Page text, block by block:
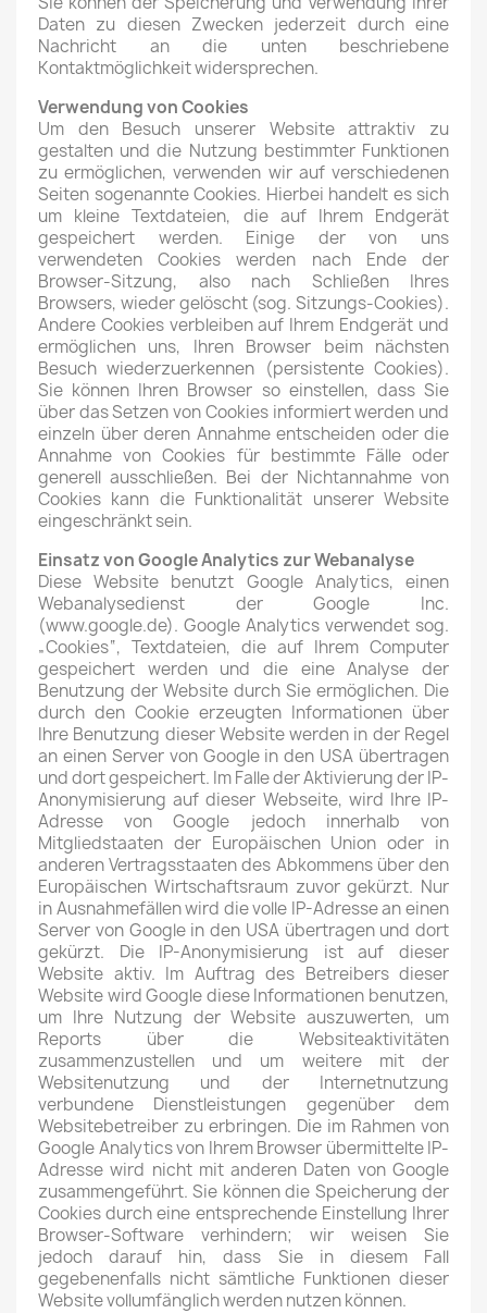
Daten zu diesen Zwecken jederzeit durch eine
Nachricht an die unten beschriebene
Kontaktmöglichkeit widersprechen.
Verwendung von Cookies
Um den Besuch unserer Website attraktiv zu
gestalten und die Nutzung bestimmter Funktionen
zu ermöglichen, verwenden wir auf verschiedenen
Seiten sogenannte Cookies. Hierbei handelt es sich
um kleine Textdateien, die auf Ihrem Endgerät
gespeichert werden. Einige der von uns
verwendeten Cookies werden nach Ende der
Browser-Sitzung, also nach Schließen Ihres
Browsers, wieder gelöscht (sog. Sitzungs-Cookies).
Andere Cookies verbleiben auf Ihrem Endgerät und
ermöglichen uns, Ihren Browser beim nächsten
Besuch wiederzuerkennen (persistente Cookies).
Sie können Ihren Browser so einstellen, dass Sie
über das Setzen von Cookies informiert werden und
einzeln über deren Annahme entscheiden oder die
Annahme von Cookies für bestimmte Fälle oder
generell ausschließen. Bei der Nichtannahme von
Cookies kann die Funktionalität unserer Website
eingeschränkt sein.
Einsatz von Google Analytics zur Webanalyse
Diese Website benutzt Google Analytics, einen
Webanalysedienst der Google Inc.
(www.google.de). Google Analytics verwendet sog.
„Cookies“, Textdateien, die auf Ihrem Computer
gespeichert werden und die eine Analyse der
Benutzung der Website durch Sie ermöglichen. Die
durch den Cookie erzeugten Informationen über
Ihre Benutzung dieser Website werden in der Regel
an einen Server von Google in den USA übertragen
und dort gespeichert. Im Falle der Aktivierung der IP-
Anonymisierung auf dieser Webseite, wird Ihre IP-
Adresse von Google jedoch innerhalb von
Mitgliedstaaten der Europäischen Union oder in
anderen Vertragsstaaten des Abkommens über den
Europäischen Wirtschaftsraum zuvor gekürzt. Nur
in Ausnahmefällen wird die volle IP-Adresse an einen
Server von Google in den USA übertragen und dort
gekürzt. Die IP-Anonymisierung ist auf dieser
Website aktiv. Im Auftrag des Betreibers dieser
Website wird Google diese Informationen benutzen,
um Ihre Nutzung der Website auszuwerten, um
Reports über die Websiteaktivitäten
zusammenzustellen und um weitere mit der
Websitenutzung und der Internetnutzung
verbundene Dienstleistungen gegenüber dem
Websitebetreiber zu erbringen. Die im Rahmen von
Google Analytics von Ihrem Browser übermittelte IP-
Adresse wird nicht mit anderen Daten von Google
zusammengeführt. Sie können die Speicherung der
Cookies durch eine entsprechende Einstellung Ihrer
Browser-Software verhindern; wir weisen Sie
jedoch darauf hin, dass Sie in diesem Fall
gegebenenfalls nicht sämtliche Funktionen dieser
Website vollumfänglich werden nutzen können.